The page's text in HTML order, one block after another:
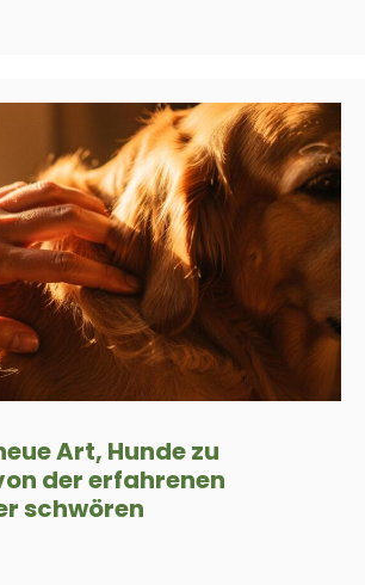
Art, Hunde zu
der erfahrenen
schwören